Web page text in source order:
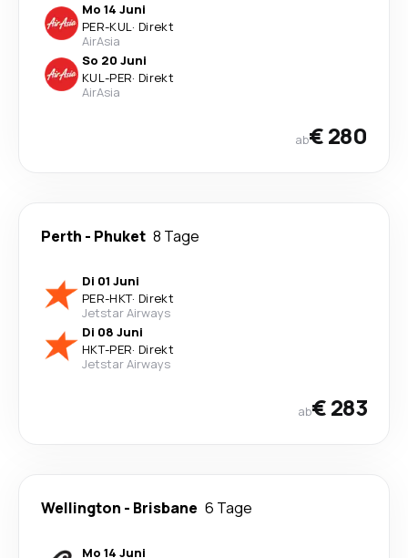
Mo 14 Juni
PER-KUL· Direkt
AirAsia
So 20 Juni
KUL-PER· Direkt
AirAsia
ab€ 280
Perth - Phuket 8 Tage
Di 01 Juni
PER-HKT· Direkt
Jetstar Airways
Di 08 Juni
HKT-PER· Direkt
Jetstar Airways
ab€ 283
Wellington - Brisbane 6 Tage
Mo 14 Juni